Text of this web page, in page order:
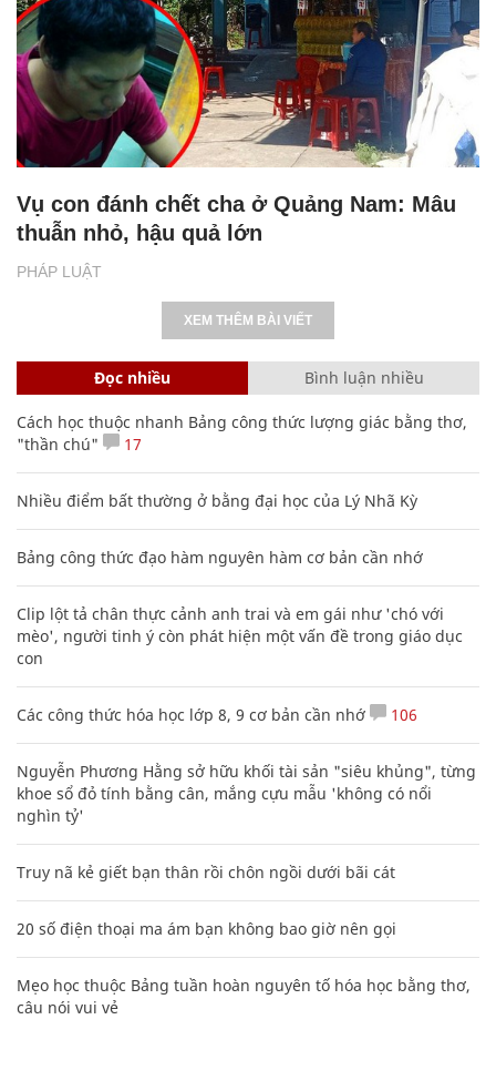
PHÁP LUẬT
Vụ con đánh chết cha ở Quảng Nam: Mâu
thuẫn nhỏ, hậu quả lớn
XEM THÊM BÀI VIẾT
Đọc nhiều Bình luận nhiều
Cách học thuộc nhanh Bảng công thức lượng giác bằng thơ,
"thần chú"
17
Nhiều điểm bất thường ở bằng đại học của Lý Nhã Kỳ
Bảng công thức đạo hàm nguyên hàm cơ bản cần nhớ
Clip lột tả chân thực cảnh anh trai và em gái như 'chó với
mèo', người tinh ý còn phát hiện một vấn đề trong giáo dục
con
Các công thức hóa học lớp 8, 9 cơ bản cần nhớ 106
Nguyễn Phương Hằng sở hữu khối tài sản "siêu khủng", từng
khoe sổ đỏ tính bằng cân, mắng cựu mẫu 'không có nổi
nghìn tỷ'
Truy nã kẻ giết bạn thân rồi chôn ngồi dưới bãi cát
20 số điện thoại ma ám bạn không bao giờ nên gọi
Mẹo học thuộc Bảng tuần hoàn nguyên tố hóa học bằng thơ,
câu nói vui vẻ